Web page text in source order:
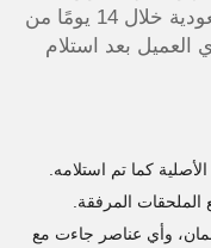
الإلكتروني داخل المملكة العربية السعودية خلال 14 يومًا من
العميل بعد استلام
كما تم استلامه.
الملحقات المرفقة.
وأي عناصر جاءت مع